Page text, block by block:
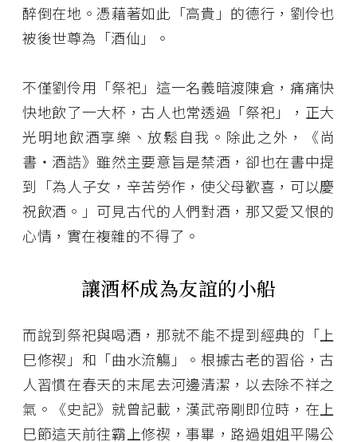
醉倒在地。憑藉著如此「高貴」的德行，劉伶也
被後世尊為「酒仙」。
不僅劉伶用「祭祀」這一名義暗渡陳倉，痛痛快
快地飲了一大杯，古人也常透過「祭祀」，正大
光明地飲酒享樂、放鬆自我。除此之外，《尚
書・酒誥》雖然主要意旨是禁酒，卻也在書中提
到「為人子女，辛苦勞作，使父母歡喜，可以慶
祝飲酒。」可見古代的人們對酒，那又愛又恨的
心情，實在複雜的不得了。
讓酒杯成為友誼的小船
而說到祭祀與喝酒，那就不能不提到經典的「上
巳修禊」和「曲水流觴」。根據古老的習俗，古
人習慣在春天的末尾去河邊清潔，以去除不祥之
氣。《史記》就曾記載，漢武帝剛即位時，在上
巳節這天前往霸上修禊，事畢，路過姐姐平陽公